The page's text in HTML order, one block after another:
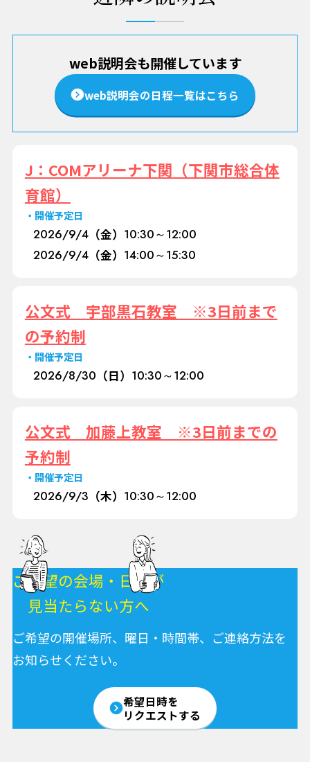
web説明会も開催しています
web説明会の日程一覧はこちら
J：COMアリーナ下関（下関市総合体
育館）
開催予定日
2026/9/4（金） 10:30～12:00
2026/9/4（金） 14:00～15:30
公文式 宇部黒石教室 ※3日前まで
の予約制
開催予定日
2026/8/30 （日） 10:30～12:00
公文式 加藤上教室 ※3日前までの
予約制
開催予定日
2026/9/3 （木） 10:30～12:00
ご希望の会場・日程が
見当たらない方へ
ご希望の開催場所、曜日・時間帯、ご連絡方法を
お知らせください。
希望日時を
リクエストする